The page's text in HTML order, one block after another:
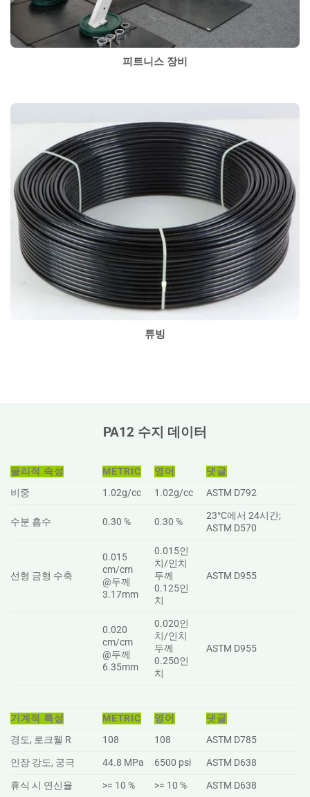
피트니스 장비
튜빙
PA12 수지 데이터
물리적 속성 METRIC 영어
댓글
비중
1.02g/cc 1.02g/cc ASTM D792
수분 흡수 0.30 % 0.30 %
23°C에서 24시간;
ASTM D570
선형 금형 수축
0.015
cm/cm
@두께
3.17mm
0.015인
치/인치
두께
0.125인
치
ASTM D955
0.020
cm/cm
@두께
6.35mm
0.020인
치/인치
두께
0.250인
치
ASTM D955
기계적 특성 METRIC 영어
댓글
경도, 로크웰 R
108 108
ASTM D785
인장 강도, 궁극
44.8 MPa 6500 psi
ASTM D638
휴식 시 연신율
>= 10 % >= 10 %
ASTM D638